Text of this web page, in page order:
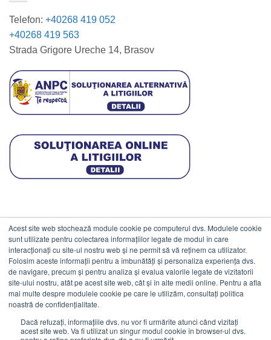
Acest site web stochează module cookie pe computerul dvs. Modulele cookie
sunt utilizate pentru colectarea informațiilor legate de modul în care
interacționați cu site-ul nostru web și ne permit să vă reținem ca utilizator.
Folosim aceste informații pentru a îmbunătăți și personaliza experiența dvs.
de navigare, precum și pentru analiza și evalua valorile legate de vizitatorii
site-ului nostru, atât pe acest site web, cât și în alte medii online. Pentru a afla
mai multe despre modulele cookie pe care le utilizăm, consultați politica
noastră de confidențialitate.
Dacă refuzați, informațiile dvs. nu vor fi urmărite atunci când vizitați
acest site web. Va fi utilizat un singur modul cookie în browser-ul dvs.
Telefon: +40268 419 052
+40268 419 563
Strada Grigore Ureche 14, Brasov
DATE COMERCIALE
ESTICO S.R.L.
CIF: RO1094402.
Reg.Com: J08/469/1991.